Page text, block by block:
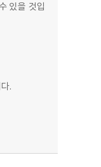
있을 것입
.